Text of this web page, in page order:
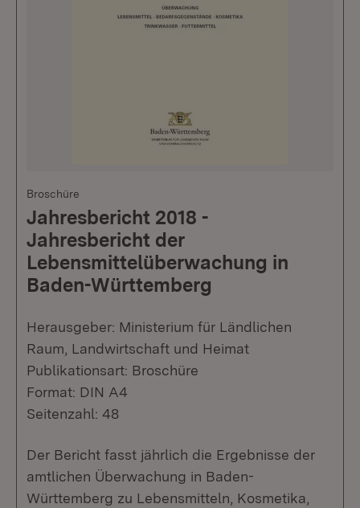
Broschüre
Jahresbericht 2018 -
Jahresbericht der
Lebensmittelüberwachung in
Baden-Württemberg
Herausgeber: Ministerium für Ländlichen
Raum, Landwirtschaft und Heimat
Publikationsart: Broschüre
Format: DIN A4
Seitenzahl: 48
Der Bericht fasst jährlich die Ergebnisse der
amtlichen Überwachung in Baden-
Württemberg zu Lebensmitteln, Kosmetika,